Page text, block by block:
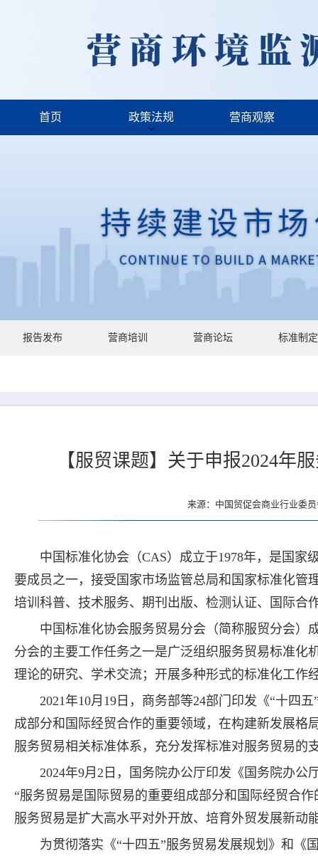
首页 政策法规 营商观察
报告发布 营商培训 营商论坛 标准制定
【服贸课题】关于申报2024年
来源：中国贸促会商业行业
中国标准化协会（CAS）成立于1978年，是国
要成员之一，接受国家市场监管总局和国家标准化管
培训科普、技术服务、期刊出版、检测认证、国际合
中国标准化协会服务贸易分会（简称服贸分会）
分会的主要工作任务之一是广泛组织服务贸易标准化
理论的研究、学术交流；开展多种形式的标准化工作
2021年10月19日，商务部等24部门印发《“十四
成部分和国际经贸合作的重要领域，在构建新发展格
服务贸易相关标准体系，充分发挥标准对服务贸易的
2024年9月2日，国务院办公厅印发《国务院办
“服务贸易是国际贸易的重要组成部分和国际经贸合
服务贸易是扩大高水平对外开放、培育外贸发展新动
为贯彻落实《“十四五”服务贸易发展规划》和《